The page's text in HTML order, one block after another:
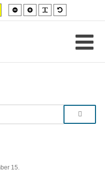
Kisebb
betűméret
Nagyobb
betűméret
15.